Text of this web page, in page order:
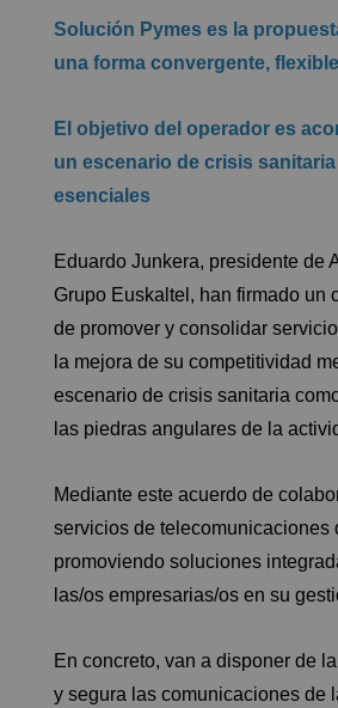
Solución Pymes es la
una forma convergente,
El objetivo del operador es
un escenario de crisis
esenciales
Eduardo Junkera, presidente de
Grupo Euskaltel, han firmado
de promover y consolidar
la mejora de su competitividad
escenario de crisis sanitaria
las piedras angulares de la
Mediante este acuerdo de
servicios de telecomunicaciones
promoviendo soluciones
las/os empresarias/os en su
En concreto, van a disponer de
y segura las comunicaciones de